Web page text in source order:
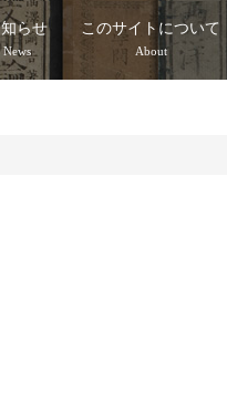
らせ
News
このサイトについて
About